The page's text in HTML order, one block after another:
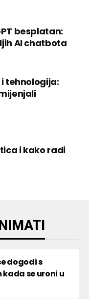
besplatan:
AI chatbota
tehnologija:
i kako radi
dogodi s
se uroni u